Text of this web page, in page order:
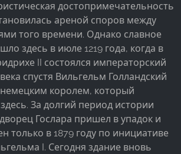
достопримечательность
ареной споров между
того времени. Однако славное
здесь в июле 1219 года, когда в
II состоялся императорский
спустя Вильгельм Голландский
королем, который
За долгий период истории
Гослара пришел в упадок и
только в 1879 году по инициативе
I. Сегодня здание вновь